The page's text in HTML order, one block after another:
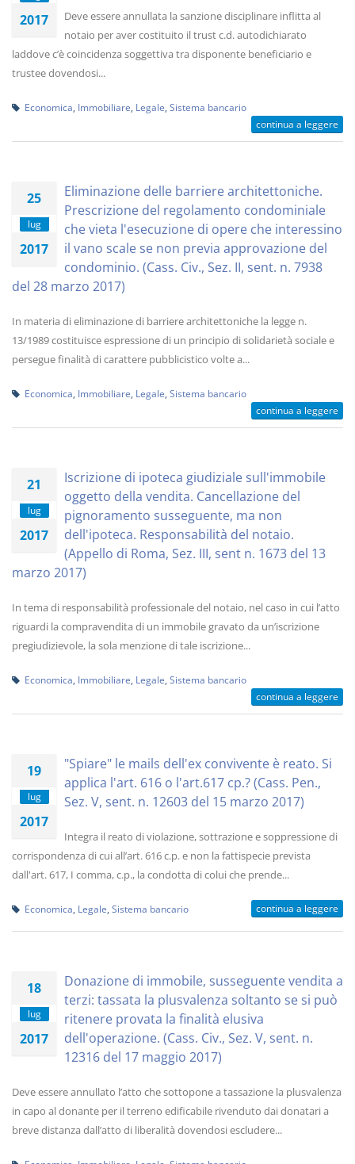
2017
Deve essere annullata la sanzione disciplinare inflitta al
notaio per aver costituito il trust c.d. autodichiarato
laddove c’è coincidenza soggettiva tra disponente beneficiario e
trustee dovendosi...
Economica Immobiliare Legale Sistema bancario
continua a leggere
25
lug
2017
Eliminazione delle barriere architettoniche.
Prescrizione del regolamento condominiale
che vieta l'esecuzione di opere che interessino
il vano scale se non previa approvazione del
condominio. (Cass. Civ., Sez. II, sent. n. 7938
del 28 marzo 2017)
In materia di eliminazione di barriere architettoniche la legge n.
13/1989 costituisce espressione di un principio di solidarietà sociale e
persegue finalità di carattere pubblicistico volte a...
Economica Immobiliare Legale Sistema bancario
continua a leggere
21
lug
2017
Iscrizione di ipoteca giudiziale sull'immobile
oggetto della vendita. Cancellazione del
pignoramento susseguente, ma non
dell'ipoteca. Responsabilità del notaio.
(Appello di Roma, Sez. III, sent n. 1673 del 13
marzo 2017)
In tema di responsabilità professionale del notaio, nel caso in cui l’atto
riguardi la compravendita di un immobile gravato da un’iscrizione
pregiudizievole, la sola menzione di tale iscrizione...
Economica Immobiliare Legale Sistema bancario
continua a leggere
19
lug
2017
"Spiare" le mails dell'ex convivente è reato. Si
applica l'art. 616 o l'art.617 cp.? (Cass. Pen.,
Sez. V, sent. n. 12603 del 15 marzo 2017)
Integra il reato di violazione, sottrazione e soppressione di
corrispondenza di cui all’art. 616 c.p. e non la fattispecie prevista
dall'art. 617, I comma, c.p., la condotta di colui che prende...
Economica Legale Sistema bancario continua a leggere
18
lug
2017
Donazione di immobile, susseguente vendita a
terzi: tassata la plusvalenza soltanto se si può
ritenere provata la finalità elusiva
dell'operazione. (Cass. Civ., Sez. V, sent. n.
12316 del 17 maggio 2017)
Deve essere annullato l’atto che sottopone a tassazione la plusvalenza
in capo al donante per il terreno edificabile rivenduto dai donatari a
breve distanza dall’atto di liberalità dovendosi escludere...